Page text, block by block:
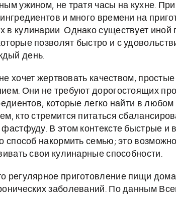
ужином, не тратя часы на кухне. При
и много времени на
в кулинарии. Однако существует иной
позволят быстро и с
день.
хочет жертвовать качеством,
Они не требуют дорогостоящих
которые легко найти в
кто стремится питаться
В этом контексте быстрые
накормить семью; это
свои кулинарные способности.
регулярное приготовление пищи
заболеваний. По данным